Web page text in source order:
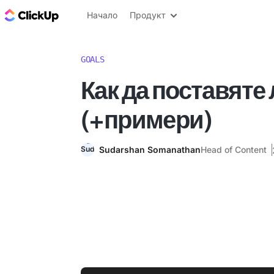
ClickUp блог
Начало Продукт
GOALS
Как да
(+примери)
Sudarshan SomanathanHead of Content